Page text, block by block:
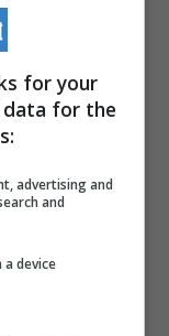
presenta
questo
e
for your
data for the
advertising and
and
device